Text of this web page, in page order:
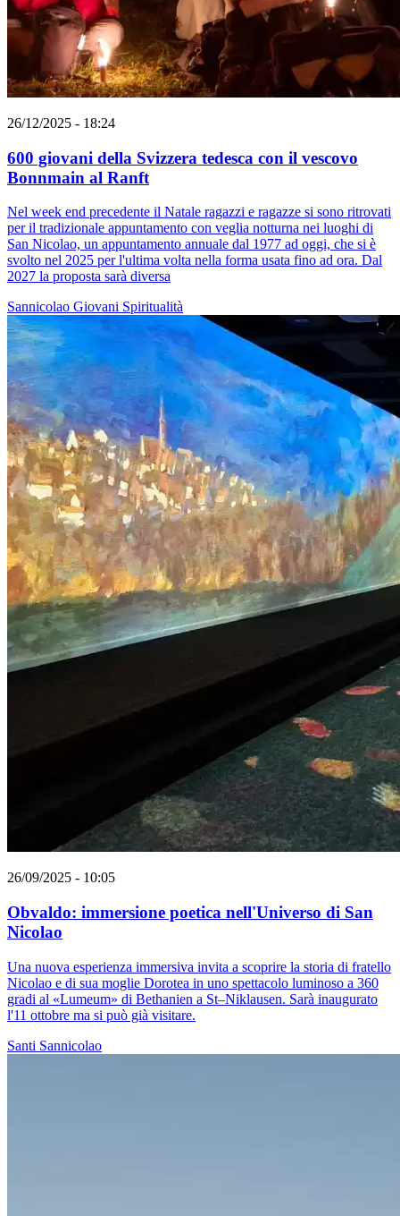
26/12/2025 - 18:24
600 giovani della Svizzera tedesca con il vescovo
Bonnmain al Ranft
Nel week end precedente il Natale ragazzi e ragazze si sono ritrovati
per il tradizionale appuntamento con veglia notturna nei luoghi di
San Nicolao, un appuntamento annuale dal 1977 ad oggi, che si è
svolto nel 2025 per l'ultima volta nella forma usata fino ad ora. Dal
2027 la proposta sarà diversa
Sannicolao Giovani Spiritualità
26/09/2025 - 10:05
Obvaldo: immersione poetica nell'Universo di San
Nicolao
Una nuova esperienza immersiva invita a scoprire la storia di fratello
Nicolao e di sua moglie Dorotea in uno spettacolo luminoso a 360
gradi al «Lumeum» di Bethanien a St–Niklausen. Sarà inaugurato
l'11 ottobre ma si può già visitare.
Santi Sannicolao